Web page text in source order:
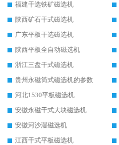
福建干选铁矿磁选机
陕西矿石干式磁选机
广东平板干选磁选机
陕西平板全自动磁选机
浙江三盘干式磁选机
贵州永磁筒式磁选机的参数
河北1530平板磁选机
安徽永磁干式大块磁选机
安徽河沙湿磁选机
江西干式平板磁选机